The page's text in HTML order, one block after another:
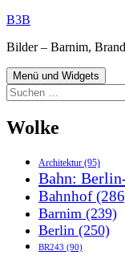
Zum
springen
B3B
Bilder – Barnim,
Menü und Widgets
Suchen
nach:
Wolke
Architektur (95)
Bahn:
Bahnhof
Barnim (239)
Berlin (250)
BR243 (90)